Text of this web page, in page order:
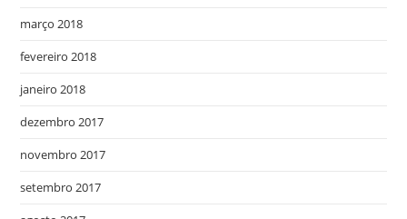
março 2018
fevereiro 2018
janeiro 2018
dezembro 2017
novembro 2017
setembro 2017